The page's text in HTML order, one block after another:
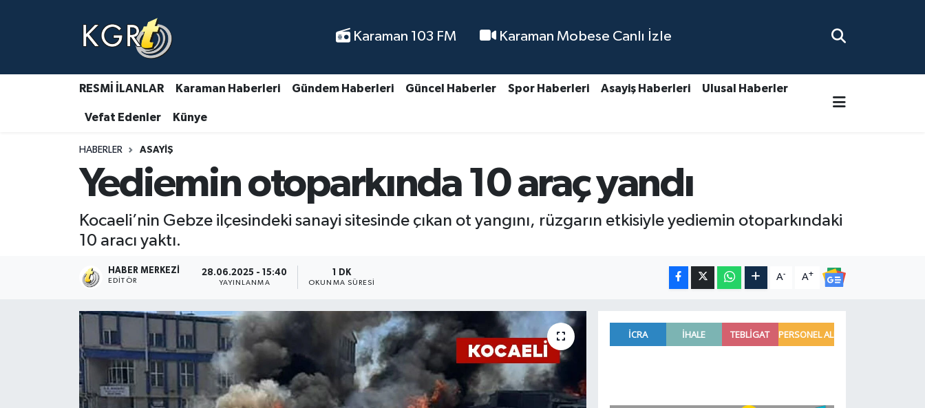
Karaman 103 FM Karaman Mobese Canlı İzle
RESMİ İLANLAR Karaman Haberleri Gündem Haberleri Güncel Haberler Spor Haberleri Asayiş Haberleri Ulusal Haberler
Vefat Edenler Künye
HABERLER ASAYIŞ
Yediemin otoparkında 10 araç yandı
Kocaeli’nin Gebze ilçesindeki sanayi sitesinde çıkan ot yangını, rüzgarın etkisiyle yediemin otoparkındaki
10 aracı yaktı.
HABER MERKEZI
EDITÖR
28.06.2025 - 15:40
YAYINLANMA
1 DK
OKUNMA SÜRESI
A- A+
Karaman Haberleri
Gündem Haberleri
Güncel Haberler
Asayiş Haberleri
Ulusal Haberler